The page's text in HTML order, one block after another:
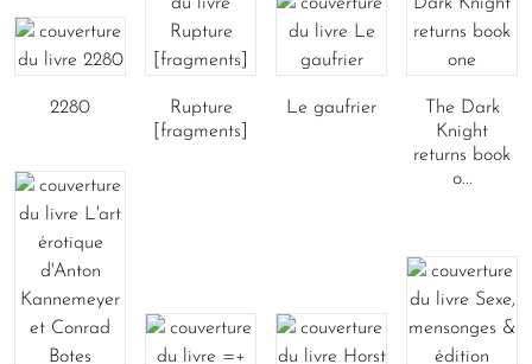
2280
Rupture
[fragments]
Le gaufrier
The Dark
Knight
returns book
o...